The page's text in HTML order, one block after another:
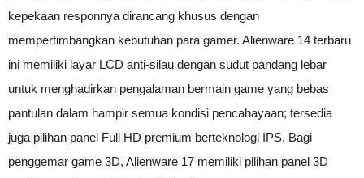
kepekaan responnya dirancang khusus dengan
mempertimbangkan kebutuhan para gamer. Alienware 14 terbaru
ini memiliki layar LCD anti-silau dengan sudut pandang lebar
untuk menghadirkan pengalaman bermain game yang bebas
pantulan dalam hampir semua kondisi pencahayaan; tersedia
juga pilihan panel Full HD premium berteknologi IPS. Bagi
penggemar game 3D, Alienware 17 memiliki pilihan panel 3D